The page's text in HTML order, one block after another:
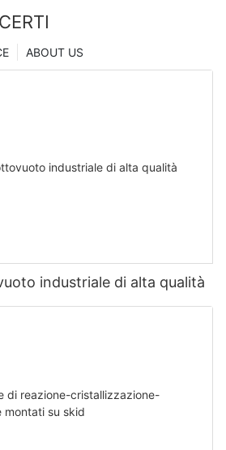
ABOUT US
industriale di alta qualità